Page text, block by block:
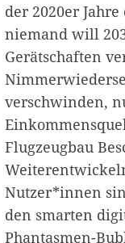
der 2020er
niemand will
Gerätschaften
verschwinden,
Flugzeugbau
Nutzer*innen
den smarten
Phantasmen-